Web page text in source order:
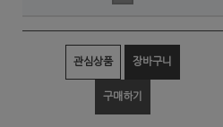
관심상품 장바구니
구매하기